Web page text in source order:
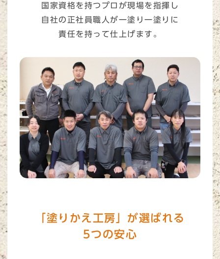
国家資格を持つプロが現場を指揮し
自社の正社員職人が一塗り一塗りに
責任を持って仕上げます。
「塗りかえ工房」が選ばれる
5つの安心